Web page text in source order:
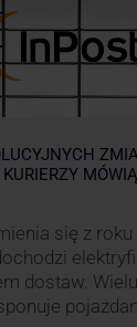
się z
dostaw.